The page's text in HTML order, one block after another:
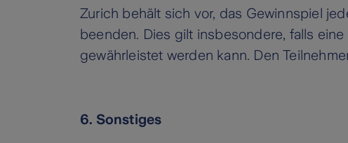
Zurich behält sich vor, das Gewinnspiel
beenden. Dies gilt insbesondere, falls
gewährleistet werden kann. Den
6. Sonstiges